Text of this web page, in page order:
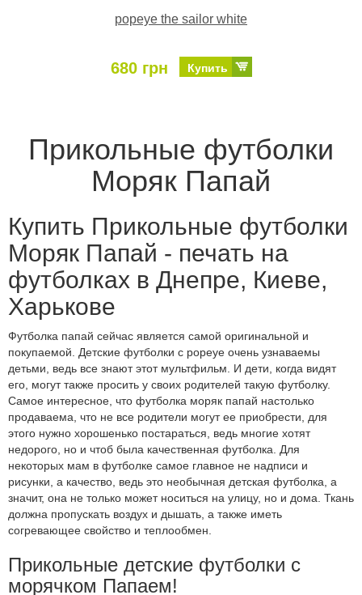
popeye the sailor white
680 грн Купить
Прикольные футболки
Моряк Папай
Купить Прикольные футболки
Моряк Папай - печать на
футболках в Днепре, Киеве,
Харькове
Футболка папай сейчас является самой оригинальной и
покупаемой. Детские футболки с popeye очень узнаваемы
детьми, ведь все знают этот мультфильм. И дети, когда видят
его, могут также просить у своих родителей такую футболку.
Самое интересное, что футболка моряк папай настолько
продаваема, что не все родители могут ее приобрести, для
этого нужно хорошенько постараться, ведь многие хотят
недорого, но и чтоб была качественная футболка. Для
некоторых мам в футболке самое главное не надписи и
рисунки, а качество, ведь это необычная детская футболка, а
значит, она не только может носиться на улицу, но и дома. Ткань
должна пропускать воздух и дышать, а также иметь
согревающее свойство и теплообмен.
Прикольные детские футболки с
морячком Папаем!